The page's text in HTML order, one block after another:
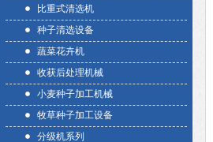
比重式清选机
种子清选设备
蔬菜花卉机
收获后处理机械
小麦种子加工机械
牧草种子加工设备
分级机系列